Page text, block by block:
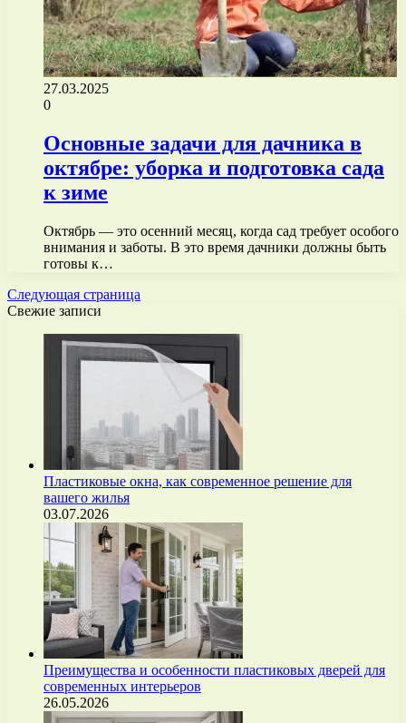
27.03.2025
0
Основные задачи для дачника в
октябре: уборка и подготовка сада
к зиме
Октябрь — это осенний месяц, когда сад требует особого
внимания и заботы. В это время дачники должны быть
готовы к…
Следующая страница
Свежие записи
Пластиковые окна, как современное решение для
вашего жилья
03.07.2026
Преимущества и особенности пластиковых дверей для
современных интерьеров
26.05.2026